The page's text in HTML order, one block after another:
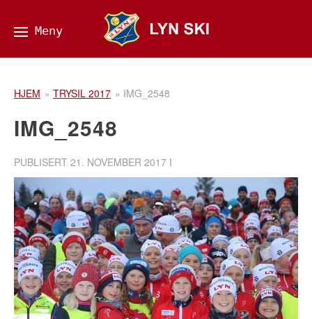
HJEM » TRYSIL 2017 » IMG_2548
IMG_2548
PUBLISERT 21. NOVEMBER 2017 I